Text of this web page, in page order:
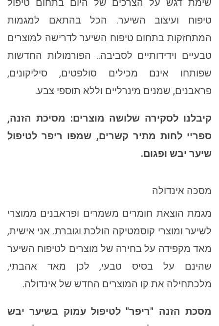
שימת דגש על הצרכים של היום בתחום טיפול
טיפוח ועיצוב השיער. הכל בהתאם למגמות
המתחזקות בתחום טיפוח השיער לדרישה למוצרים
טבעיים וידידותיים לסביבה.. הפורמולות החדשות
שפותחו אינם מכילים סולפטים, סיליקונים,
פראבנים, שמנים מינרליים וללא תוספי צבע.
קיבלנו לסקירה שלושה מוצרים: מסיכת הזנה,
ספריי לחות מתיר קשרים, שמפו ריפר לטיפול
שיער יבש ופגום.
מסכה אינדולה
מגמת הוצאת חומרים משמרים ופראבנים ממוצרי
לשיער ומוצרי קוסמטיקה הולכת וגוברת. אני אישית,
מאד מקפידה על בחירה של מוצרים לטיפוח השיער
שהינם על בסיס טבעי, לכן מאד אהבתי,
מלכתחילה את קו המוצרים החדש של אינדולה.
מסכת הזנה "ריפר" לטיפול עמוק בשיער יבש